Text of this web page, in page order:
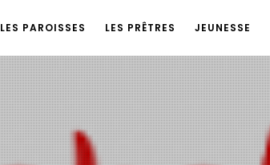
LES PAROISSES LES PRÊTRES JEUNESSE